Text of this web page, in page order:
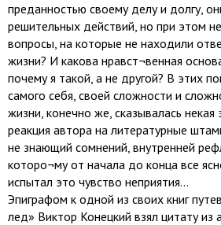
преданностью своему делу и долгу,
решительных действий, но при этом
вопросы, на которые не находили
жизни? И какова нравст¬венная
почему я такой, а не другой? В этих
самого себя, своей сложности и
жизни, конечно же, сказывалась некая
реакция автора на литературные
не знающий сомнений, внутренней
которо¬му от начала до конца все
испытал это чувство неприятия…
Эпиграфом к одной из своих книг
лед» Виктор Конецкий взял цитату из